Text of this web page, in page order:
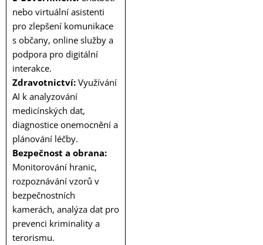
nebo virtuální asistenti
pro zlepšení komunikace
s občany, online služby a
podpora pro digitální
interakce.
Zdravotnictví: Využívání
AI k analyzování
medicínských dat,
diagnostice onemocnění a
plánování léčby.
Bezpečnost a obrana:
Monitorování hranic,
rozpoznávání vzorů v
bezpečnostních
kamerách, analýza dat pro
prevenci kriminality a
terorismu.